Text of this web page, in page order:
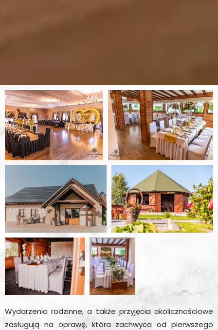
Wydarzenia rodzinne, a także przyjęcia okolicznościowe
zasługują na oprawę, która zachwyca od pierwszego